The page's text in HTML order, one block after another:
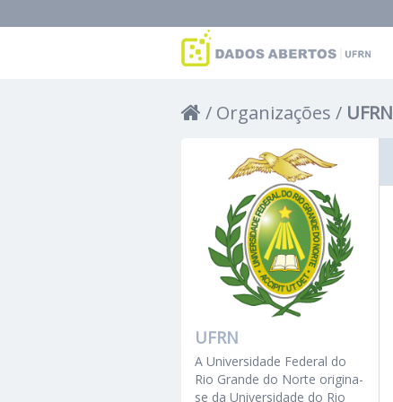
Organizações UFRN
UFRN
A Universidade Federal do
Rio Grande do Norte origina-
se da Universidade do Rio